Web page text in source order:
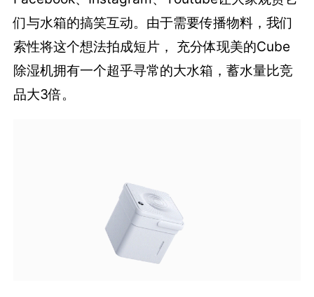
们与水箱的搞笑互动。由于需要传播物料，我们
索性将这个想法拍成短片， 充分体现美的Cube
除湿机拥有一个超乎寻常的大水箱，蓄水量比竞
品大3倍。‍